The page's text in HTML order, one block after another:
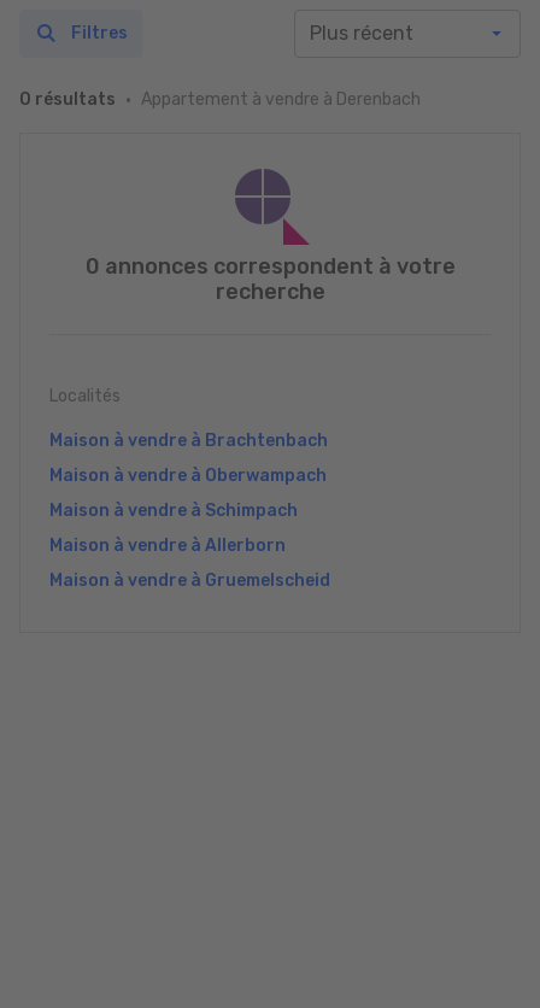
0 résultats Appartement à vendre à Derenbach
Filtres
0 annonces correspondent à votre
recherche
Localités
Maison à vendre à Brachtenbach
Maison à vendre à Oberwampach
Maison à vendre à Schimpach
Maison à vendre à Allerborn
Maison à vendre à Gruemelscheid